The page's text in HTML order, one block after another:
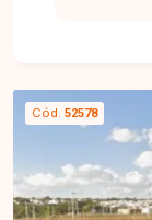
localizados
oferecendo
projetos
para
excelente
Cód. 52578